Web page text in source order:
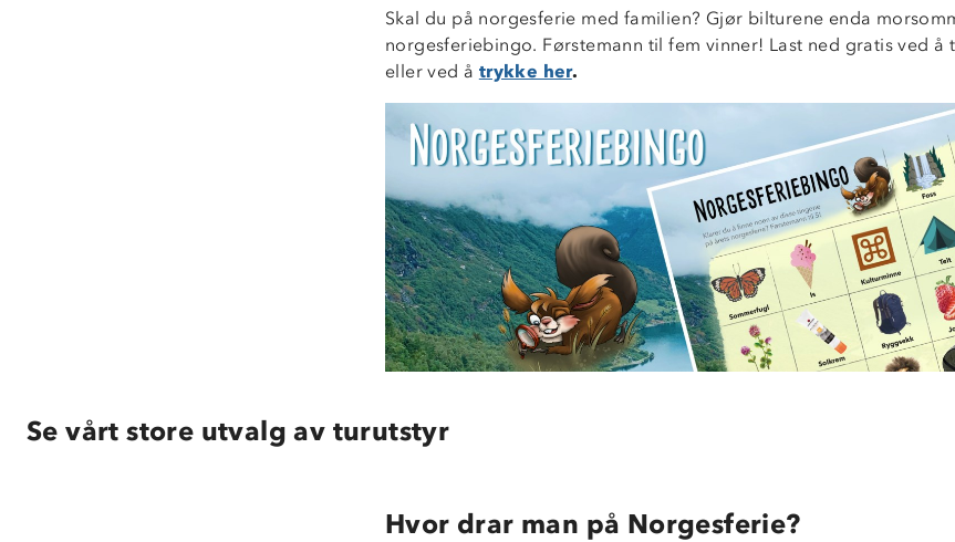
Skal du på norgesferie med familien? Gjør bilturene enda
norgesferiebingo. Førstemann til fem vinner! Last ned gratis ved å
eller ved å trykke her.
Se vårt store utvalg av turutstyr
Hvor drar man på Norgesferie?